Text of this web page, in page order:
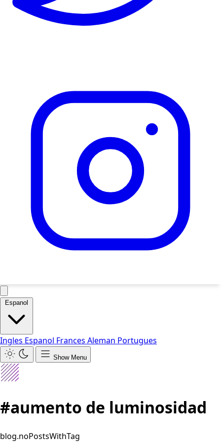
Espanol
Ingles Espanol Frances Aleman Portugues
Show Menu
#aumento de luminosidad
blog.noPostsWithTag